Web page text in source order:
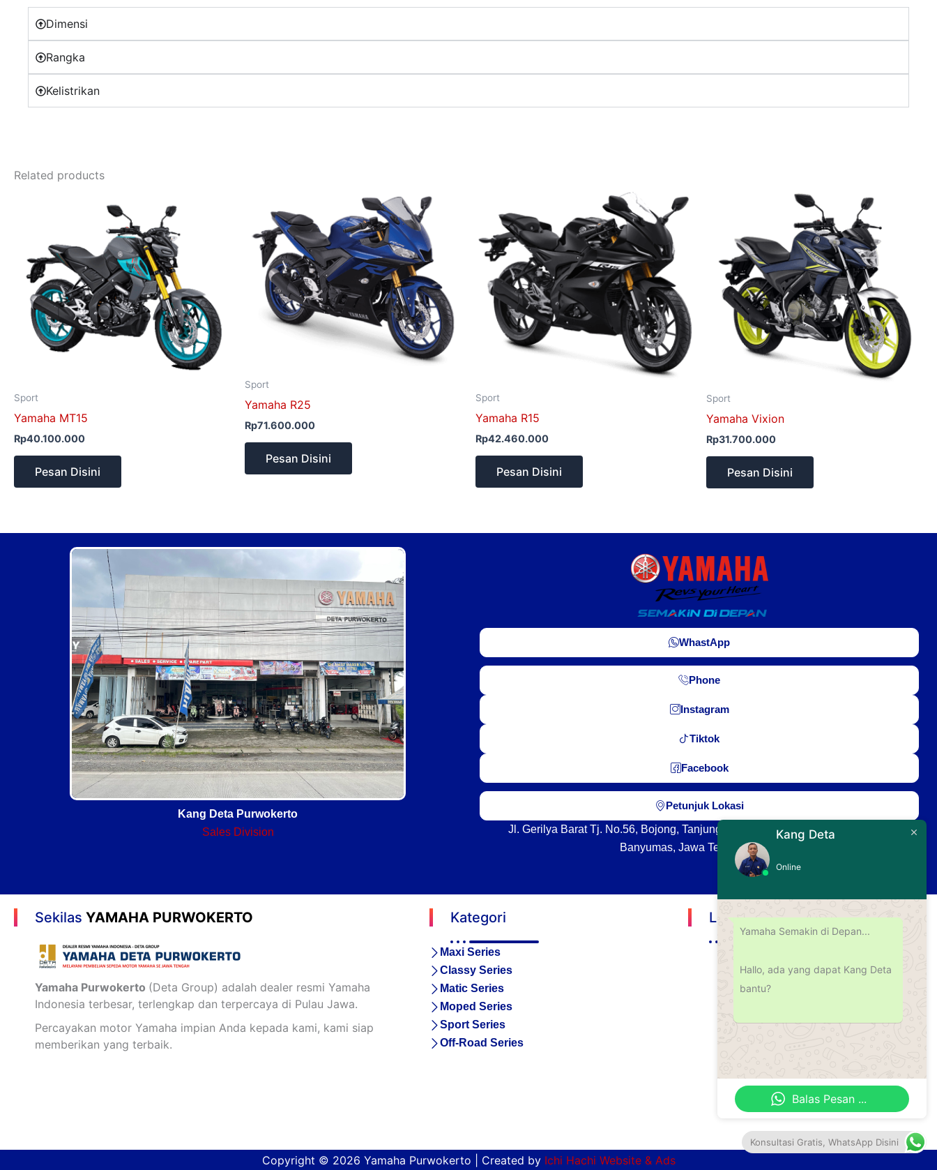
Dimensi
Rangka
Kelistrikan
Related products
Sport
Yamaha MT15
Rp40.100.000
Pesan Disini
Sport
Yamaha R25
Rp71.600.000
Pesan Disini
Sport
Yamaha R15
Rp42.460.000
Pesan Disini
Sport
Yamaha Vixion
Rp31.700.000
Pesan Disini
Kang Deta Purwokerto
Sales Division
WhastApp
Phone
Instagram
Tiktok
Facebook
Petunjuk Lokasi
Jl. Gerilya Barat Tj. No.56, Bojong, Tanjung, Kec. Purwokerto Sel., Kabupaten
Banyumas, Jawa Tengah 53144
Sekilas YAMAHA PURWOKERTO
Yamaha Purwokerto (Deta Group) adalah dealer resmi Yamaha
Indonesia terbesar, terlengkap dan terpercaya di Pulau Jawa.
Percayakan motor Yamaha impian Anda kepada kami, kami siap
memberikan yang terbaik.
Kategori
Maxi Series
Classy Series
Matic Series
Moped Series
Sport Series
Off-Road Series
Lokasi Kami
Copyright © 2026 Yamaha Purwokerto | Created by Ichi Hachi Website & Ads
Kang Deta
Online
Yamaha Semakin di Depan...
Hallo, ada yang dapat Kang Deta
bantu?
Balas Pesan ...
Konsultasi Gratis, WhatsApp Disini